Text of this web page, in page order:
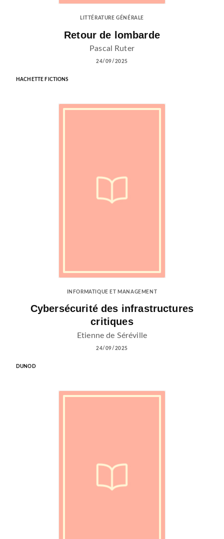
LITTÉRATURE GÉNÉRALE
Retour de lombarde
Pascal Ruter
24/09/2025
HACHETTE FICTIONS
INFORMATIQUE ET MANAGEMENT
Cybersécurité des infrastructures
critiques
Etienne de Séréville
24/09/2025
DUNOD